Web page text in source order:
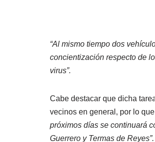
“Al mismo tiempo dos
concientización respecto de
virus”.
Cabe destacar que dicha
vecinos en general, por lo
próximos días se continuará
Guerrero y Termas de Reyes”.